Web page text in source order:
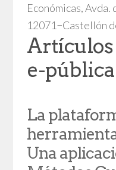
Económicas, Avda.
12071−Castellón
Artículos
e-pública
La
Una